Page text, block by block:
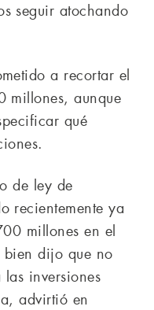
seguir atochando
a recortar el
millones, aunque
qué
de ley de
recientemente ya
millones en el
bien dijo que no
inversiones
advirtió en